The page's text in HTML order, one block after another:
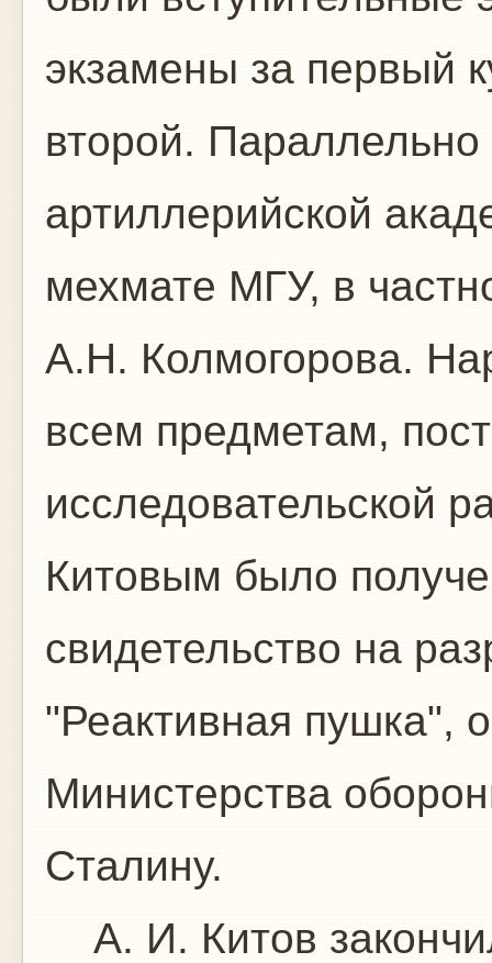
экзамены за первый
второй. Параллельно
артиллерийской
мехмате МГУ, в
А.Н. Колмогорова.
всем предметам,
исследовательской
Китовым было
свидетельство на
"Реактивная пушка",
Министерства
Сталину.
А. И. Китов